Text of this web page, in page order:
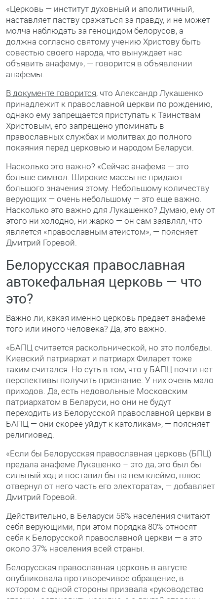
«Церковь — институт духовный и аполитичный,
наставляет паству сражаться за правду, и не может
молча наблюдать за геноцидом белорусов, а
должна согласно святому учению Христову быть
совестью своего народа, что вынуждает нас
объявить анафему», — говорится в объявлении
анафемы.
В документе говорится, что Александр Лукашенко
принадлежит к православной церкви по рождению,
однако ему запрещается приступать к Таинствам
Христовым, его запрещено упоминать в
православных службах и молитвах до полного
покаяния перед церковью и народом Беларуси.
Насколько это важно? «Сейчас анафема — это
больше символ. Широкие массы не придают
большого значения этому. Небольшому количеству
верующих — очень небольшому — это еще важно.
Насколько это важно для Лукашенко? Думаю, ему от
этого ни холодно, ни жарко — он сам заявлял, что
является «православным атеистом», — поясняет
Дмитрий Горевой.
Белорусская православная
автокефальная церковь — что
это?
Важно ли, какая именно церковь предает анафеме
того или иного человека? Да, это важно.
«БАПЦ считается раскольнической, но это полбеды.
Киевский патриархат и патриарх Филарет тоже
таким считался. Но суть в том, что у БАПЦ почти нет
перспективы получить признание. У них очень мало
приходов. Да, есть недовольные Московским
патриархатом в Беларуси, но они не будут
переходить из Белорусской православной церкви в
БАПЦ — они скорее уйдут к католикам», — поясняет
религиовед.
«Если бы Белорусская православная церковь (БПЦ)
предала анафеме Лукашенко – это да, это был бы
сильный ход и поставил бы на нем клеймо, плюс
отвернул от него часть его электората», — добавляет
Дмитрий Горевой.
Действительно, в Беларуси 58% населения считают
себя верующими, при этом порядка 80% относят
себя к Белорусской православной церкви — а это
около 37% населения всей страны.
Белорусская православная церковь в августе
опубликовала противоречивое обращение, в
котором с одной стороны призвала «руководство